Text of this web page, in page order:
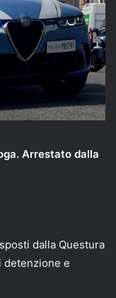
Arrestato dalla
dalla Questura
detenzione e